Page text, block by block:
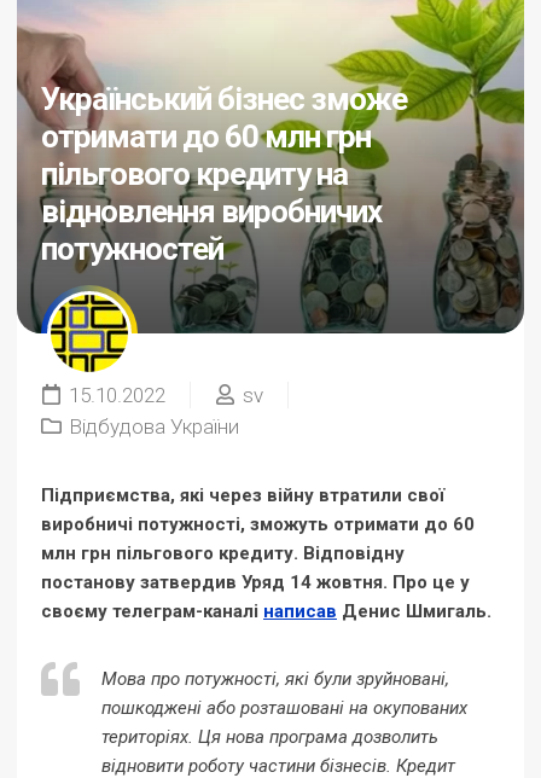
Український бізнес зможе
отримати до 60 млн грн
пільгового кредиту на
відновлення виробничих
потужностей
15.10.2022
sv
Відбудова України
Підприємства, які через війну втратили свої
виробничі потужності, зможуть отримати до 60
млн грн пільгового кредиту. Відповідну
постанову затвердив Уряд 14 жовтня. Про це у
своєму телеграм-каналі написав Денис Шмигаль.
Мова про потужності, які були зруйновані,
пошкоджені або розташовані на окупованих
територіях. Ця нова програма дозволить
відновити роботу частини бізнесів. Кредит